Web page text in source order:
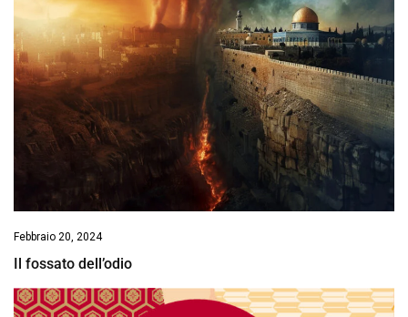
Febbraio 20, 2024
Il fossato dell’odio